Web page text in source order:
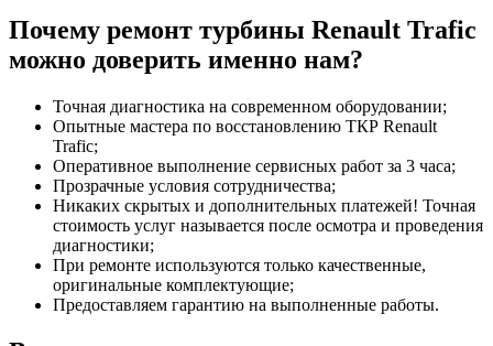
Почему ремонт турбины Renault Trafic
можно доверить именно нам?
Точная диагностика на современном оборудовании;
Опытные мастера по восстановлению ТКР Renault
Trafic;
Оперативное выполнение сервисных работ за 3 часа;
Прозрачные условия сотрудничества;
Никаких скрытых и дополнительных платежей! Точная
стоимость услуг называется после осмотра и проведения
диагностики;
При ремонте используются только качественные,
оригинальные комплектующие;
Предоставляем гарантию на выполненные работы.